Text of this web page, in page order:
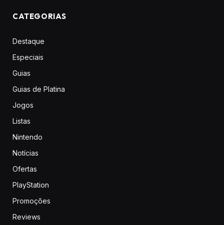
CATEGORIAS
Destaque
Especiais
Guias
Guias de Platina
Jogos
Listas
Nintendo
Notícias
Ofertas
PlayStation
Promoções
Reviews